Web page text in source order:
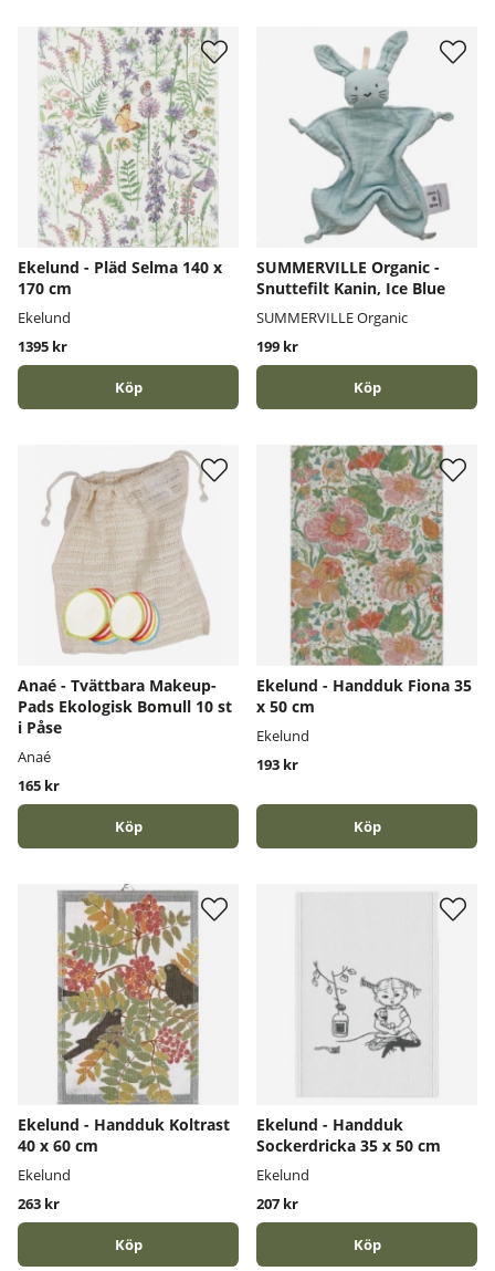
Ekelund - Pläd Selma 140 x
170 cm
Ekelund
1395 kr
Köp
SUMMERVILLE Organic -
Snuttefilt Kanin, Ice Blue
SUMMERVILLE Organic
199 kr
Köp
Anaé - Tvättbara Makeup-
Pads Ekologisk Bomull 10 st
i Påse
Anaé
165 kr
Köp
Ekelund - Handduk Fiona 35
x 50 cm
Ekelund
193 kr
Köp
Ekelund - Handduk Koltrast
40 x 60 cm
Ekelund
263 kr
Köp
Ekelund - Handduk
Sockerdricka 35 x 50 cm
Ekelund
207 kr
Köp